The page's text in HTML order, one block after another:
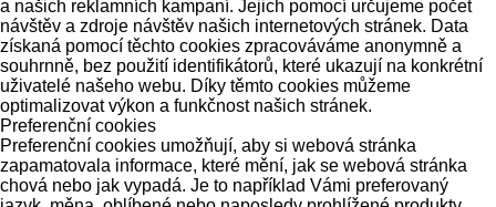
a našich reklamních kampaní. Jejich pomocí určujeme počet
návštěv a zdroje návštěv našich internetových stránek. Data
získaná pomocí těchto cookies zpracováváme anonymně a
souhrnně, bez použití identifikátorů, které ukazují na konkrétní
uživatelé našeho webu. Díky těmto cookies můžeme
optimalizovat výkon a funkčnost našich stránek.
Preferenční cookies
Preferenční cookies umožňují, aby si webová stránka
zapamatovala informace, které mění, jak se webová stránka
chová nebo jak vypadá. Je to například Vámi preferovaný